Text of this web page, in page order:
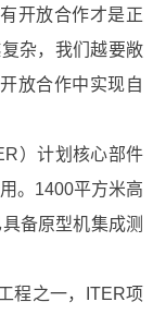
开放合作才是正
杂，我们越要敞
放合作中实现自
）计划核心部件
。1400平方米高
备原型机集成测
之一，ITER项